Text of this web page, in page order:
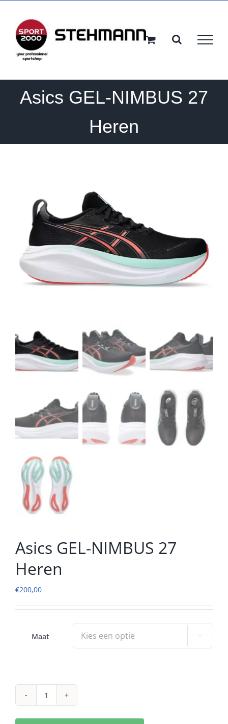
inhoud
Asics GEL-NIMBUS 27
Heren
Asics GEL-NIMBUS 27
Heren
€200,00
Maat 
Asics